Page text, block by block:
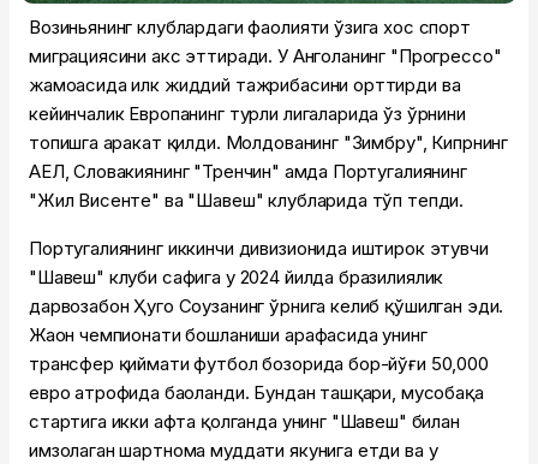
Возиньянинг клублардаги фаолияти ўзига хос спорт
миграциясини акс эттиради. У Анголанинг "Прогрессо"
жамоасида илк жиддий тажрибасини орттирди ва
кейинчалик Европанинг турли лигаларида ўз ўрнини
топишга ҳаракат қилди. Молдованинг "Зимбру", Кипрнинг
АЕЛ, Словакиянинг "Тренчин" ҳамда Португалиянинг
"Жил Висенте" ва "Шавеш" клубларида тўп тепди.
Португалиянинг иккинчи дивизионида иштирок этувчи
"Шавеш" клуби сафига у 2024 йилда бразилиялик
дарвозабон Ҳуго Соузанинг ўрнига келиб қўшилган эди.
Жаҳон чемпионати бошланиши арафасида унинг
трансфер қиймати футбол бозорида бор-йўғи 50,000
евро атрофида баҳоланди. Бундан ташқари, мусобақа
стартига икки ҳафта қолганда унинг "Шавеш" билан
имзолаган шартнома муддати якунига етди ва у